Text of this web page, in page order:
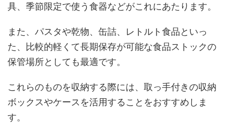
具、季節限定で使う食器などがこれにあたります。
また、パスタや乾物、缶詰、レトルト食品といっ
た、比較的軽くて長期保存が可能な食品ストックの
保管場所としても最適です。
これらのものを収納する際には、取っ手付きの収納
ボックスやケースを活用することをおすすめしま
す。